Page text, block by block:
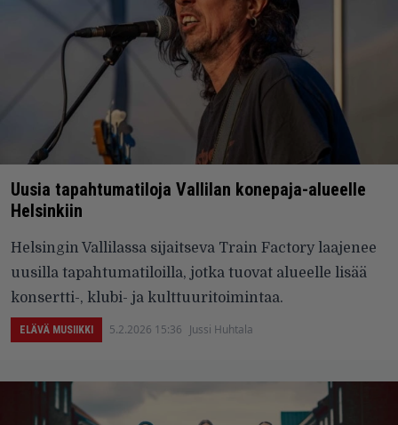
Uusia tapahtumatiloja Vallilan konepaja-alueelle
Helsinkiin
Helsingin Vallilassa sijaitseva Train Factory laajenee
uusilla tapahtumatiloilla, jotka tuovat alueelle lisää
konsertti-, klubi- ja kulttuuritoimintaa.
ELÄVÄ MUSIIKKI 5.2.2026 15:36 Jussi Huhtala